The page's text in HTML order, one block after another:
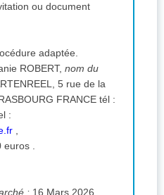
ou document
adaptée.
ROBERT, nom du
5 rue de la
Coopérative 67000 STRASBOURG FRANCE tél :
:
,
euros .
: 16 Mars 2026.